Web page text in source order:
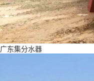
广东集分水器